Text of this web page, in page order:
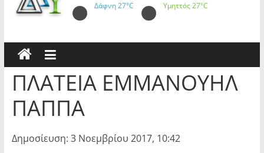
Δάφνη27°C Υμηττός27°C
ΠΛΑΤΕΙΑ ΕΜΜΑΝΟΥΗΛ
ΠΑΠΠΑ
Δημοσίευση: 3 Νοεμβρίου 2017, 10:42